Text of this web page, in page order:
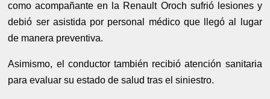
como acompañante en la Renault Oroch sufrió lesiones y
debió ser asistida por personal médico que llegó al lugar
de manera preventiva.
Asimismo, el conductor también recibió atención sanitaria
para evaluar su estado de salud tras el siniestro.